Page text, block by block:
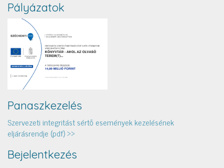
Pályázatok
Panaszkezelés
Szervezeti integritást sértő események kezelésének
eljárásrendje (pdf) >>
Bejelentkezés